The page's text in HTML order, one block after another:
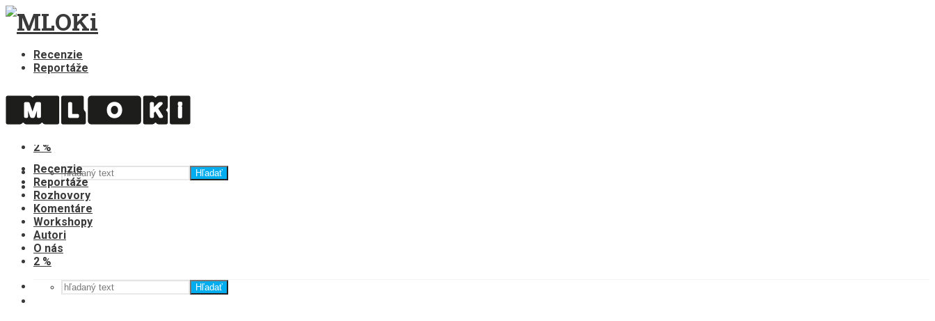
Recenzie
Reportáže
Komentáre
Workshopy
Autori
2 %
Hľadať
Recenzie
Reportáže
Rozhovory
Komentáre
Workshopy
Autori
O nás
2 %
Hľadať